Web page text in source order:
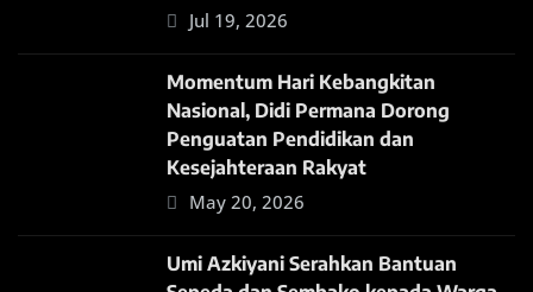
Jul 19, 2026
Momentum Hari Kebangkitan
Nasional, Didi Permana Dorong
Penguatan Pendidikan dan
Kesejahteraan Rakyat
May 20, 2026
Umi Azkiyani Serahkan Bantuan